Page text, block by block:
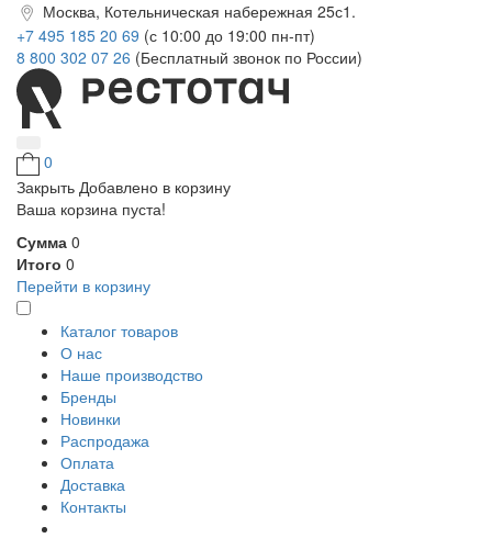
Москва, Котельническая набережная 25с1.
+7 495 185 20 69 (с 10:00 до 19:00 пн-пт)
8 800 302 07 26 (Бесплатный звонок по России)
0
Закрыть Добавлено в корзину
Ваша корзина пуста!
Сумма 0
Итого 0
Перейти в корзину
Каталог товаров
О нас
Наше производство
Бренды
Новинки
Распродажа
Оплата
Доставка
Контакты